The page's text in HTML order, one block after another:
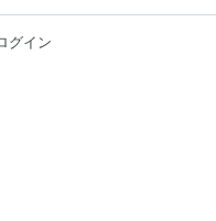
グイン